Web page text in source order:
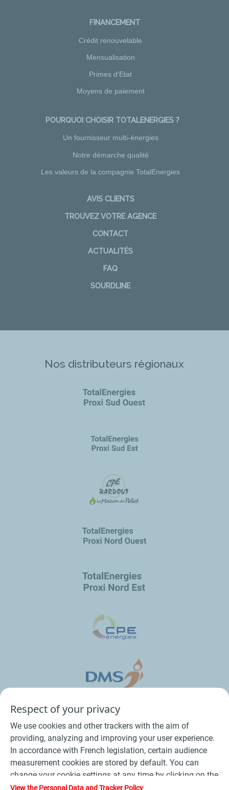
FINANCEMENT
Crédit renouvelable
Mensualisation
Primes d'Etat
Moyens de paiement
POURQUOI CHOISIR TOTALENERGIES ?
Un fournisseur multi-énergies
Notre démarche qualité
Les valeurs de la compagnie TotalEnergies
AVIS CLIENTS
TROUVEZ VOTRE AGENCE
CONTACT
ACTUALITÉS
FAQ
SOURDLINE
Nos distributeurs régionaux
Conditions Générales de Vente Bois
Respect of your privacy
We use cookies and other trackers with the aim of
providing, analyzing and improving your user experience.
In accordance with French legislation, certain audience
measurement cookies are stored by default. You can
change your cookie settings at any time by clicking on the
"Manage my cookies" button. By clicking on the "Accept"
View the Personal Data and Tracker Policy